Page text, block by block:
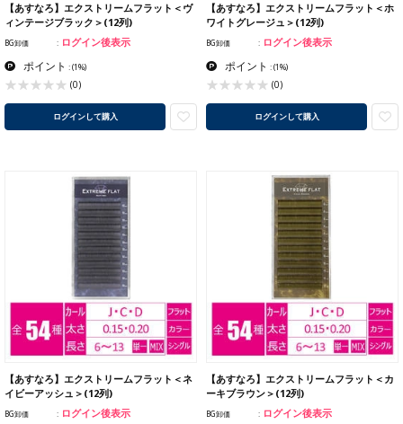
【あすなろ】エクストリームフラット＜ヴ
ィンテージブラック＞(12列)
BG卸価 ログイン後表示
ポイント :(1%)
(0)
ログインして購入
【あすなろ】エクストリームフラット＜ホ
ワイトグレージュ＞(12列)
BG卸価 ログイン後表示
ポイント :(1%)
(0)
ログインして購入
【あすなろ】エクストリームフラット＜ネ
イビーアッシュ＞(12列)
BG卸価 ログイン後表示
【あすなろ】エクストリームフラット＜カ
ーキブラウン＞(12列)
BG卸価 ログイン後表示